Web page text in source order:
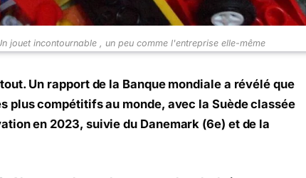
jouet incontournable , un peu comme l'entreprise elle-même
Un rapport de la Banque mondiale a révélé que
plus compétitifs au monde, avec la Suède classée
en 2023, suivie du Danemark (6e) et de la